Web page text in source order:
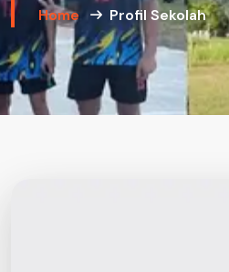
Home Profil Sekolah